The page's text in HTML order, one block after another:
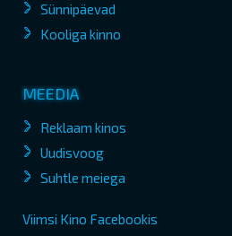
Sünnipäevad
Kooliga kinno
MEEDIA
Reklaam kinos
Uudisvoog
Suhtle meiega
Viimsi Kino Facebookis